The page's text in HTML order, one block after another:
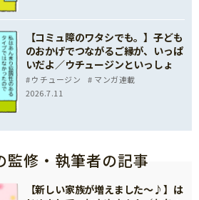
【コミュ障のワタシでも。】子ども
のおかげでつながるご縁が、いっぱ
いだよ／ウチュージンといっしょ
ウチュージン
マンガ連載
2026.7.11
監修・執筆者の記事
【新しい家族が増えました～♪】は